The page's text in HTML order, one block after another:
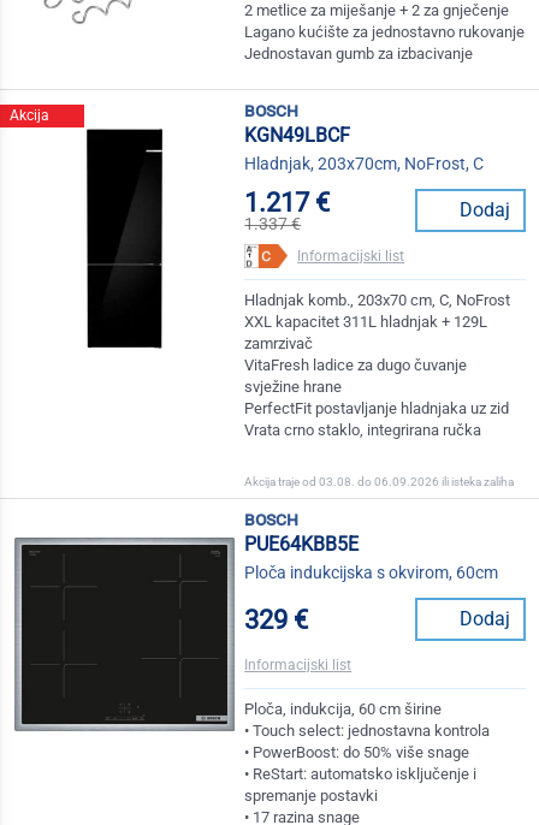
2 metlice za miješanje + 2 za gnječenje
Lagano kućište za jednostavno rukovanje
Jednostavan gumb za izbacivanje
Akcija
bosch
KGN49LBCF
Hladnjak, 203x70cm, NoFrost, C
1.217 €
1.337 €
Dodaj
Informacijski list
Hladnjak komb., 203x70 cm, C, NoFrost
XXL kapacitet 311L hladnjak + 129L
zamrzivač
VitaFresh ladice za dugo čuvanje
svježine hrane
PerfectFit postavljanje hladnjaka uz zid
Vrata crno staklo, integrirana ručka
Akcija traje od 03.08. do 06.09.2026 ili isteka zaliha
bosch
PUE64KBB5E
Ploča indukcijska s okvirom, 60cm
329 € Dodaj
Informacijski list
Ploča, indukcija, 60 cm širine
• Touch select: jednostavna kontrola
• PowerBoost: do 50% više snage
• ReStart: automatsko isključenje i
spremanje postavki
• 17 razina snage